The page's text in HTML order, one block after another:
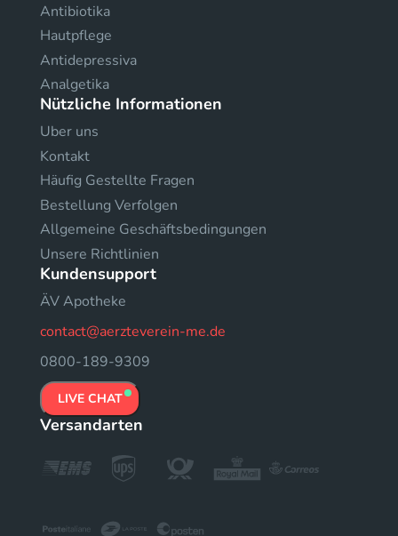
Antibiotika
Hautpflege
Antidepressiva
Analgetika
Nützliche Informationen
Uber uns
Kontakt
Häufig Gestellte Fragen
Bestellung Verfolgen
Allgemeine Geschäftsbedingungen
Unsere Richtlinien
Kundensupport
ÄV Apotheke
contact@aerzteverein-me.de
0800-189-9309
LIVE CHAT
Versandarten